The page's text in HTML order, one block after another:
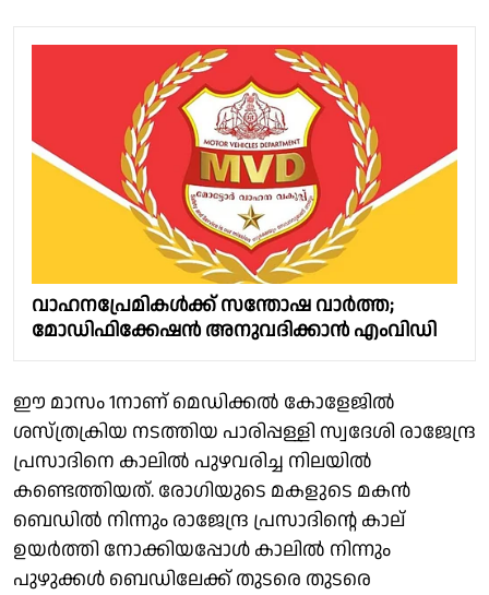
വാഹനപ്രേമികൾക്ക് സന്തോഷ വാർത്ത;
മോഡിഫിക്കേഷൻ അനുവദിക്കാൻ എംവിഡി
ഈ മാസം 1നാണ് മെഡിക്കൽ കോളേജിൽ
ശസ്ത്രക്രിയ നടത്തിയ പാരിപ്പള്ളി സ്വദേശി രാജേന്ദ്ര
പ്രസാദിനെ കാലിൽ പുഴവരിച്ച നിലയിൽ
കണ്ടെത്തിയത്. രോഗിയുടെ മകളുടെ മകൻ
ബെഡിൽ നിന്നും രാജേന്ദ്ര പ്രസാദിൻ്റെ കാല്
ഉയർത്തി നോക്കിയപ്പോൾ കാലിൽ നിന്നും
പുഴുക്കൾ ബെഡിലേക്ക് തുടരെ തുടരെ